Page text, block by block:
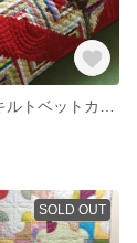
SOLD OUT